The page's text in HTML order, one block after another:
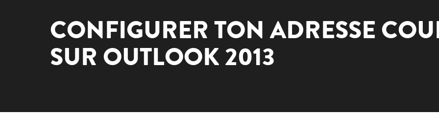
CONFIGURER TON ADRESSE
SUR OUTLOOK 2013